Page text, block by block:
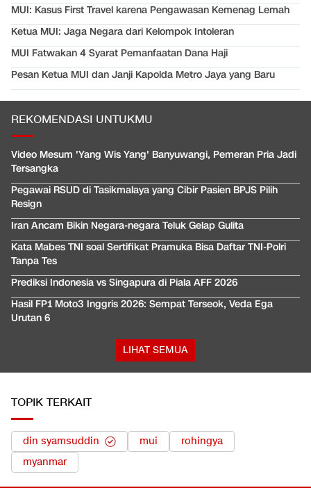
MUI: Kasus First Travel karena Pengawasan Kemenag Lemah
Ketua MUI: Jaga Negara dari Kelompok Intoleran
MUI Fatwakan 4 Syarat Pemanfaatan Dana Haji
Pesan Ketua MUI dan Janji Kapolda Metro Jaya yang Baru
REKOMENDASI UNTUKMU
Video Mesum 'Yang Wis Yang' Banyuwangi, Pemeran Pria Jadi
Tersangka
Pegawai RSUD di Tasikmalaya yang Cibir Pasien BPJS Pilih
Resign
Iran Ancam Bikin Negara-negara Teluk Gelap Gulita
Kata Mabes TNI soal Sertifikat Pramuka Bisa Daftar TNI-Polri
Tanpa Tes
Prediksi Indonesia vs Singapura di Piala AFF 2026
Hasil FP1 Moto3 Inggris 2026: Sempat Terseok, Veda Ega
Urutan 6
LIHAT SEMUA
TOPIK TERKAIT
din syamsuddin mui
rohingya
myanmar